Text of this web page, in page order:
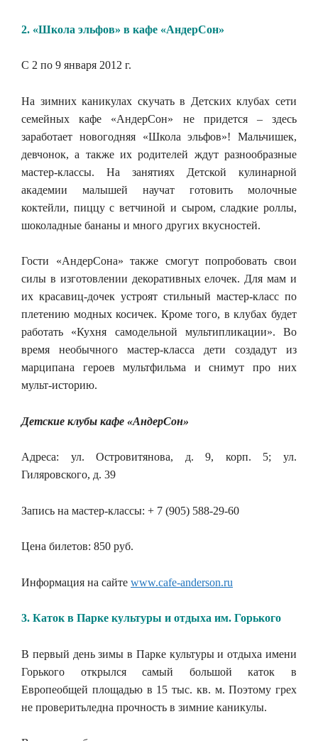
2. «Школа эльфов» в кафе «АндерСон»
С 2 по 9 января 2012 г.
На зимних каникулах скучать в Детских клубах сети
семейных кафе «АндерСон» не придется – здесь
заработает новогодняя «Школа эльфов»! Мальчишек,
девчонок, а также их родителей ждут разнообразные
мастер-классы. На занятиях Детской кулинарной
академии малышей научат готовить молочные
коктейли, пиццу с ветчиной и сыром, сладкие роллы,
шоколадные бананы и много других вкусностей.
Гости «АндерСона» также смогут попробовать свои
силы в изготовлении декоративных елочек. Для мам и
их красавиц-дочек устроят стильный мастер-класс по
плетению модных косичек. Кроме того, в клубах будет
работать «Кухня самодельной мультипликации». Во
время необычного мастер-класса дети создадут из
марципана героев мультфильма и снимут про них
мульт-историю.
Детские клубы кафе «АндерСон»
Адреса: ул. Островитянова, д. 9, корп. 5; ул.
Гиляровского, д. 39
Запись на мастер-классы: + 7 (905) 588-29-60
Цена билетов: 850 руб.
Информация на сайте www.cafe-anderson.ru
3. Каток в Парке культуры и отдыха им. Горького
В первый день зимы в Парке культуры и отдыха имени
Горького открылся самый большой каток в
Европеобщей площадью в 15 тыс. кв. м. Поэтому грех
не проверитьледна прочность в зимние каникулы.